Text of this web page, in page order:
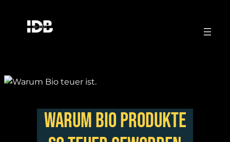
Warum Bio Produkte